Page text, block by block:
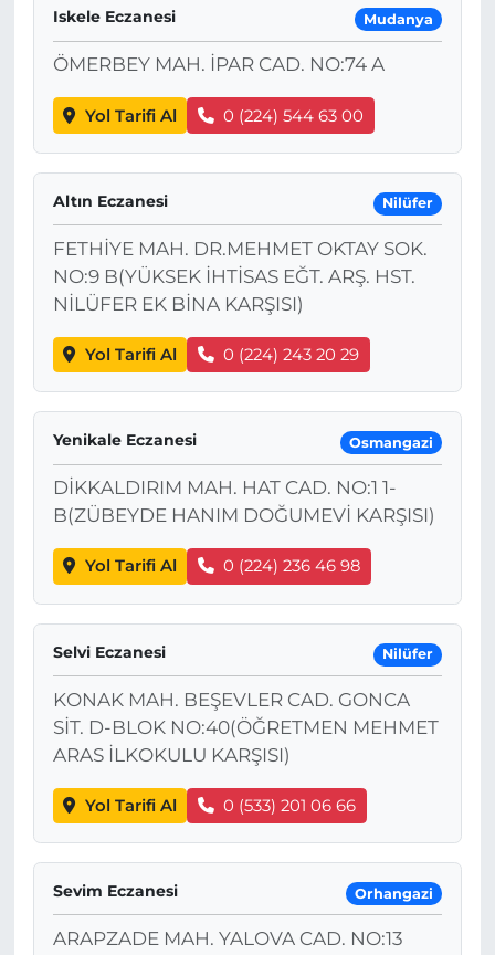
Iskele Eczanesi Mudanya
ÖMERBEY MAH. İPAR CAD. NO:74 A
Yol Tarifi Al 0 (224) 544 63 00
Altın Eczanesi Nilüfer
FETHİYE MAH. DR.MEHMET OKTAY SOK.
NO:9 B(YÜKSEK İHTİSAS EĞT. ARŞ. HST.
NİLÜFER EK BİNA KARŞISI)
Yol Tarifi Al 0 (224) 243 20 29
Yenikale Eczanesi Osmangazi
DİKKALDIRIM MAH. HAT CAD. NO:1 1-
B(ZÜBEYDE HANIM DOĞUMEVİ KARŞISI)
Yol Tarifi Al 0 (224) 236 46 98
Selvi Eczanesi Nilüfer
KONAK MAH. BEŞEVLER CAD. GONCA
SİT. D-BLOK NO:40(ÖĞRETMEN MEHMET
ARAS İLKOKULU KARŞISI)
Yol Tarifi Al 0 (533) 201 06 66
Sevim Eczanesi Orhangazi
ARAPZADE MAH. YALOVA CAD. NO:13